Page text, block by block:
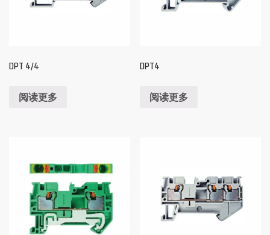
DPT 4/4
阅读更多
DPT4
阅读更多